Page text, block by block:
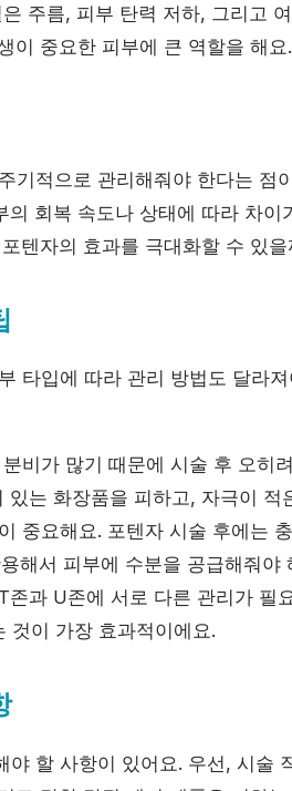
주름, 피부 탄력 저하, 그리고
이 중요한 피부에 큰 역할을 해요.
기적으로 관리해줘야 한다는 점
의 회복 속도나 상태에 따라 차
텐자의 효과를 극대화할 수 있을
타입에 따라 관리 방법도 달라
비가 많기 때문에 시술 후 오히
있는 화장품을 피하고, 자극이 적
중요해요. 포텐자 시술 후에는
해서 피부에 수분을 공급해줘야
존과 U존에 서로 다른 관리가 필
것이 가장 효과적이에요.
야 할 사항이 있어요. 우선, 시술